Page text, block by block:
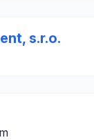
s.r.o.